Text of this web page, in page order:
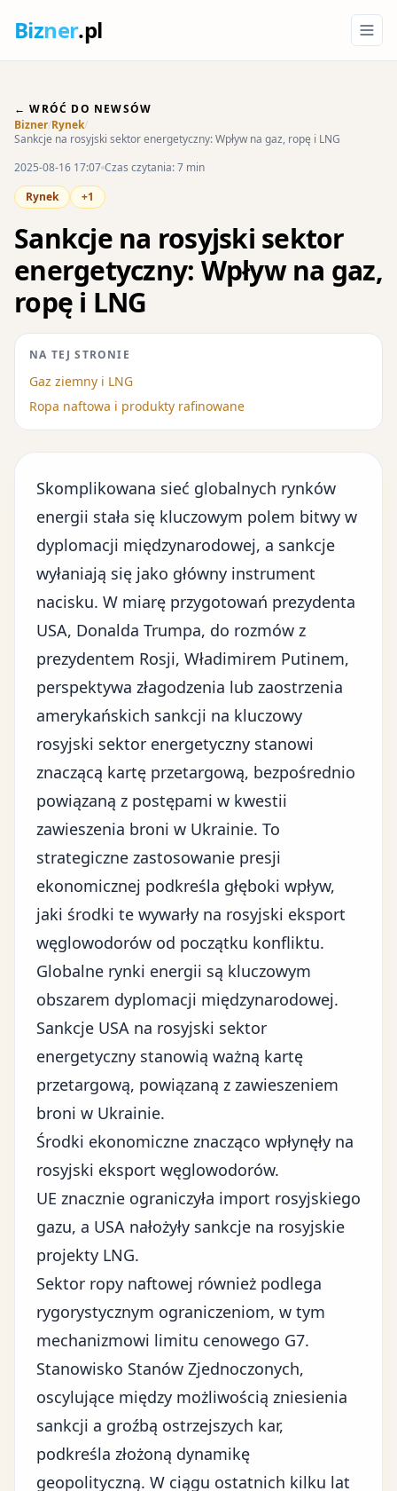
Bizner.pl
← WRÓĆ DO NEWSÓW
Bizner/Rynek/
Sankcje na rosyjski sektor energetyczny: Wpływ na gaz, ropę i LNG
2025-08-16 17:07 Czas czytania: 7 min
Rynek
+1
Sankcje na rosyjski sektor
energetyczny: Wpływ na gaz,
ropę i LNG
NA TEJ STRONIE
Gaz ziemny i LNG
Ropa naftowa i produkty rafinowane
Skomplikowana sieć globalnych rynków
energii stała się kluczowym polem bitwy w
dyplomacji międzynarodowej, a sankcje
wyłaniają się jako główny instrument
nacisku. W miarę przygotowań prezydenta
USA, Donalda Trumpa, do rozmów z
prezydentem Rosji, Władimirem Putinem,
perspektywa złagodzenia lub zaostrzenia
amerykańskich sankcji na kluczowy
rosyjski sektor energetyczny stanowi
znaczącą kartę przetargową, bezpośrednio
powiązaną z postępami w kwestii
zawieszenia broni w Ukrainie. To
strategiczne zastosowanie presji
ekonomicznej podkreśla głęboki wpływ,
jaki środki te wywarły na rosyjski eksport
węglowodorów od początku konfliktu.
Globalne rynki energii są kluczowym
obszarem dyplomacji międzynarodowej.
Sankcje USA na rosyjski sektor
energetyczny stanowią ważną kartę
przetargową, powiązaną z zawieszeniem
broni w Ukrainie.
Środki ekonomiczne znacząco wpłynęły na
rosyjski eksport węglowodorów.
UE znacznie ograniczyła import rosyjskiego
gazu, a USA nałożyły sankcje na rosyjskie
projekty LNG.
Sektor ropy naftowej również podlega
rygorystycznym ograniczeniom, w tym
mechanizmowi limitu cenowego G7.
Stanowisko Stanów Zjednoczonych,
oscylujące między możliwością zniesienia
sankcji a groźbą ostrzejszych kar,
podkreśla złożoną dynamikę
geopolityczną. W ciągu ostatnich kilku lat